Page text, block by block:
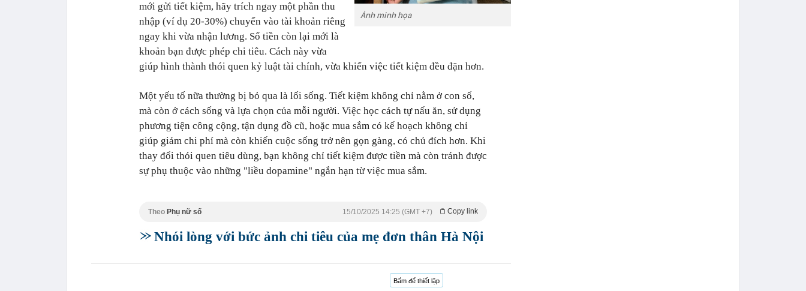
Ảnh minh họa
mới gửi tiết kiệm, hãy trích ngay một phần thu
nhập (ví dụ 20-30%) chuyển vào tài khoản riêng
ngay khi vừa nhận lương. Số tiền còn lại mới là
khoản bạn được phép chi tiêu. Cách này vừa
giúp hình thành thói quen kỷ luật tài chính, vừa khiến việc tiết kiệm đều đặn hơn.
Một yếu tố nữa thường bị bỏ qua là lối sống. Tiết kiệm không chỉ nằm ở con số,
mà còn ở cách sống và lựa chọn của mỗi người. Việc học cách tự nấu ăn, sử dụng
phương tiện công cộng, tận dụng đồ cũ, hoặc mua sắm có kế hoạch không chỉ
giúp giảm chi phí mà còn khiến cuộc sống trở nên gọn gàng, có chủ đích hơn. Khi
thay đổi thói quen tiêu dùng, bạn không chỉ tiết kiệm được tiền mà còn tránh được
sự phụ thuộc vào những "liều dopamine" ngắn hạn từ việc mua sắm.
Theo Phụ nữ số Copy link
15/10/2025 14:25 (GMT +7)
Nhói lòng với bức ảnh chi tiêu của mẹ đơn thân Hà Nội
Bấm để thiết lập